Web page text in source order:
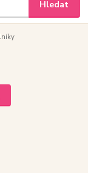
Hledat